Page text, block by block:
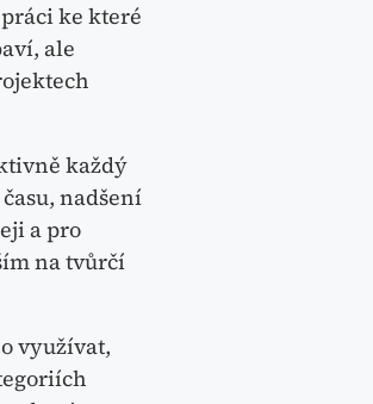
ke které
ale
každý
nadšení
a pro
na tvůrčí
využívat,